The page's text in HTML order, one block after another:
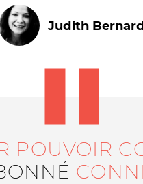
L'équipe
Judith
POUVOIR